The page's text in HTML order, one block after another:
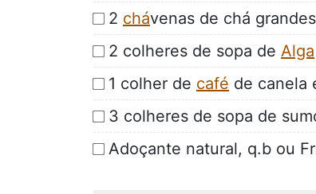
2 chávenas de chá
2 colheres de sopa de Alga
1 colher de café de canela
3 colheres de sopa de
Adoçante natural, q.b ou